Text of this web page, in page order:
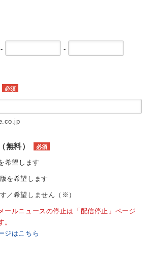
-
-
必須
無料） 必須
希望します
を希望します
／希望しません（※）
ールニュースの停止は「配信停止」ページ
。
ジはこちら